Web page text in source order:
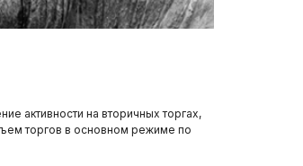
активности на вторичных торгах,
торгов в основном режиме по